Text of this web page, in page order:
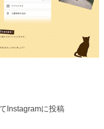
Instagramに投稿